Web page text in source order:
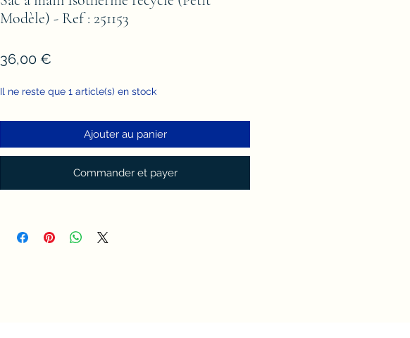
Modèle) - Ref : 251153
36,00 €
Il ne reste que 1 article(s) en stock
Ajouter au panier
Commander et payer